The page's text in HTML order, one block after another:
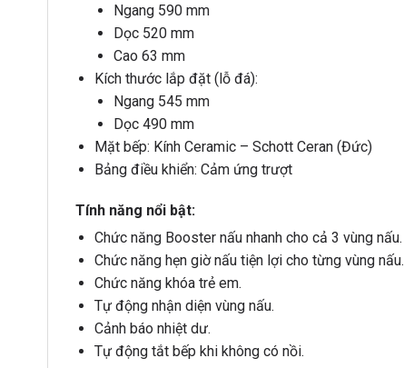
Ngang 590 mm
Dọc 520 mm
Cao 63 mm
Kích thước lắp đặt (lỗ đá):
Ngang 545 mm
Dọc 490 mm
Mặt bếp: Kính Ceramic – Schott Ceran (Đức)
Bảng điều khiển: Cảm ứng trượt
Tính năng nổi bật:
Chức năng Booster nấu nhanh cho cả 3 vùng nấu.
Chức năng hẹn giờ nấu tiện lợi cho từng vùng nấu.
Chức năng khóa trẻ em.
Tự động nhận diện vùng nấu.
Cảnh báo nhiệt dư.
Tự động tắt bếp khi không có nồi.